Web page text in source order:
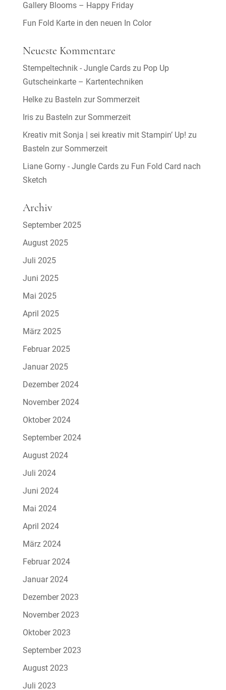
Gallery Blooms – Happy Friday
Fun Fold Karte in den neuen In Color
Neueste Kommentare
Stempeltechnik - Jungle Cardszu Pop Up
Gutscheinkarte – Kartentechniken
Helkezu Basteln zur Sommerzeit
Iriszu Basteln zur Sommerzeit
Kreativ mit Sonja | sei kreativ mit Stampin’ Up! zu
Basteln zur Sommerzeit
Liane Gorny - Jungle Cardszu Fun Fold Card nach
Sketch
Archiv
September 2025
August 2025
Juli 2025
Juni 2025
Mai 2025
April 2025
März 2025
Februar 2025
Januar 2025
Dezember 2024
November 2024
Oktober 2024
September 2024
August 2024
Juli 2024
Juni 2024
Mai 2024
April 2024
März 2024
Februar 2024
Januar 2024
Dezember 2023
November 2023
Oktober 2023
September 2023
August 2023
Juli 2023